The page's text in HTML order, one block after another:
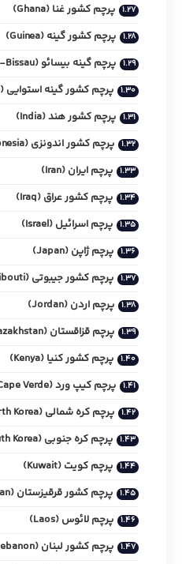
پرچم کشور غنا (Ghana)
پرچم کشور گینه (Guinea)
پرچم گینه بیسائو (Guinea-Bissau)
پرچم کشور گینه استوایی (Equatorial Guinea)
پرچم کشور هند (India)
پرچم کشور اندونزی (Indonesia)
پرچم ایران (Iran)
پرچم کشور عراق (Iraq)
پرچم اسرائیل (Israel)
پرچم ژاپن (Japan)
پرچم کشور جیبوتی (Djibouti)
پرچم اردن (Jordan)
پرچم قزاقستان (Kazakhstan)
پرچم کشور کنیا (Kenya)
پرچم کیپ ورد (Cape Verde)
پرچم کره شمالی (North Korea)
پرچم کره جنوبی (South Korea)
پرچم کویت (Kuwait)
پرچم کشور قرقیزستان (Kyrgyzstan)
پرچم لائوس (Laos)
پرچم کشور لبنان (Lebanon)